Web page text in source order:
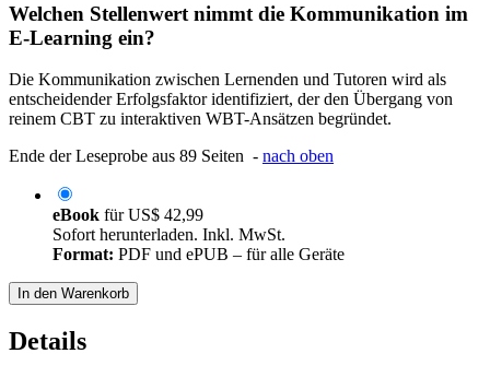
Welchen Stellenwert nimmt die Kommunikation im
E-Learning ein?
Die Kommunikation zwischen Lernenden und Tutoren wird als
entscheidender Erfolgsfaktor identifiziert, der den Übergang von
reinem CBT zu interaktiven WBT-Ansätzen begründet.
Ende der Leseprobe aus 89 Seiten - nach oben
eBook fürUS$ 42,99
Sofort herunterladen. Inkl. MwSt.
Format: PDF und ePUB – für alle Geräte
In den Warenkorb
Details